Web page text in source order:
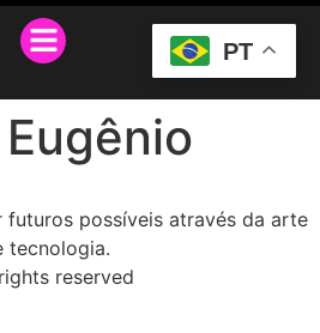
futuros possíveis através da arte
tecnologia.
reserved
PT